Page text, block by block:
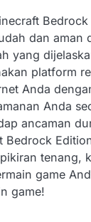
dan aman
yang
platform
Anda
Anda
ancaman
Bedrock
tenang,
game
game!